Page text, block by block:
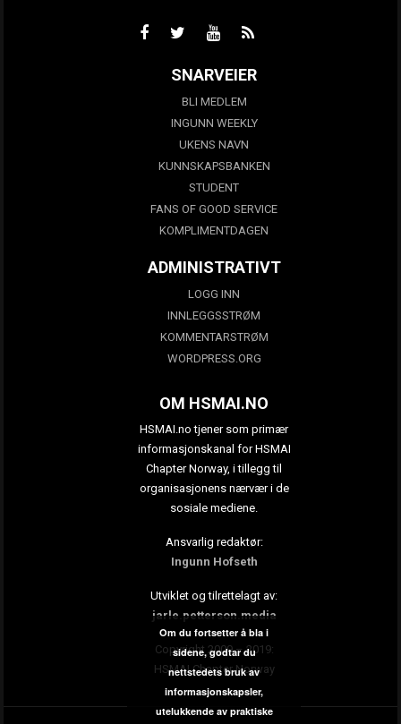
SNARVEIER
BLI MEDLEM
INGUNN WEEKLY
UKENS NAVN
KUNNSKAPSBANKEN
STUDENT
FANS OF GOOD SERVICE
KOMPLIMENTDAGEN
ADMINISTRATIVT
LOGG INN
INNLEGGSSTRØM
KOMMENTARSTRØM
WORDPRESS.ORG
OM HSMAI.NO
HSMAI.no tjener som primær
informasjonskanal for HSMAI
Chapter Norway, i tillegg til
organisasjonens nærvær i de
sosiale mediene.
Ansvarlig redaktør:
Ingunn Hofseth
Utviklet og tilrettelagt av:
jarle.petterson.media
Copyright 2009 – 2019:
HSMAI Chapter Norway
Om du fortsetter å bla i
sidene, godtar du
nettstedets bruk av
informasjonskapsler,
utelukkende av praktiske